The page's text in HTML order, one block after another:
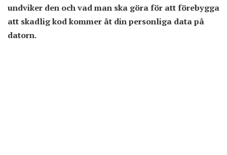
undviker den och vad man ska göra för att förebygga
att skadlig kod kommer åt din personliga data på
datorn.